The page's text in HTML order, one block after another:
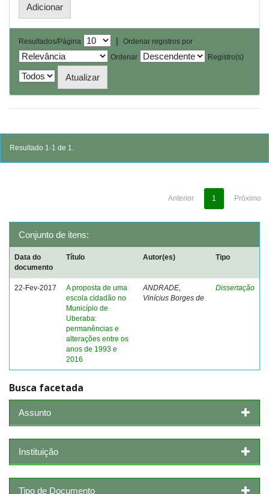
Resultados/Página |
Ordenar registros por
Ordenar
Registro(s)
Resultado 1-1 de 1.
Anterior 1 Próximo
Conjunto de itens:
Data do
documento
Título Autor(es) Tipo
22-Fev-2017
A proposta de uma
escola cidadão no
Município de
Uberaba:
permanências e
alterações entre os
anos de 1993 e
2016
ANDRADE,
Vinícius Borges de
Dissertação
Busca facetada
Assunto
Instituição
Tipo de Documento